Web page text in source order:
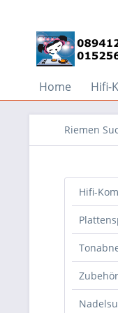
Home Hifi-
Riemen
Hifi-
Zubehör